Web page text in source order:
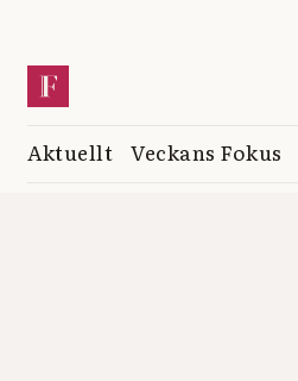
Aktuellt Veckans Fokus